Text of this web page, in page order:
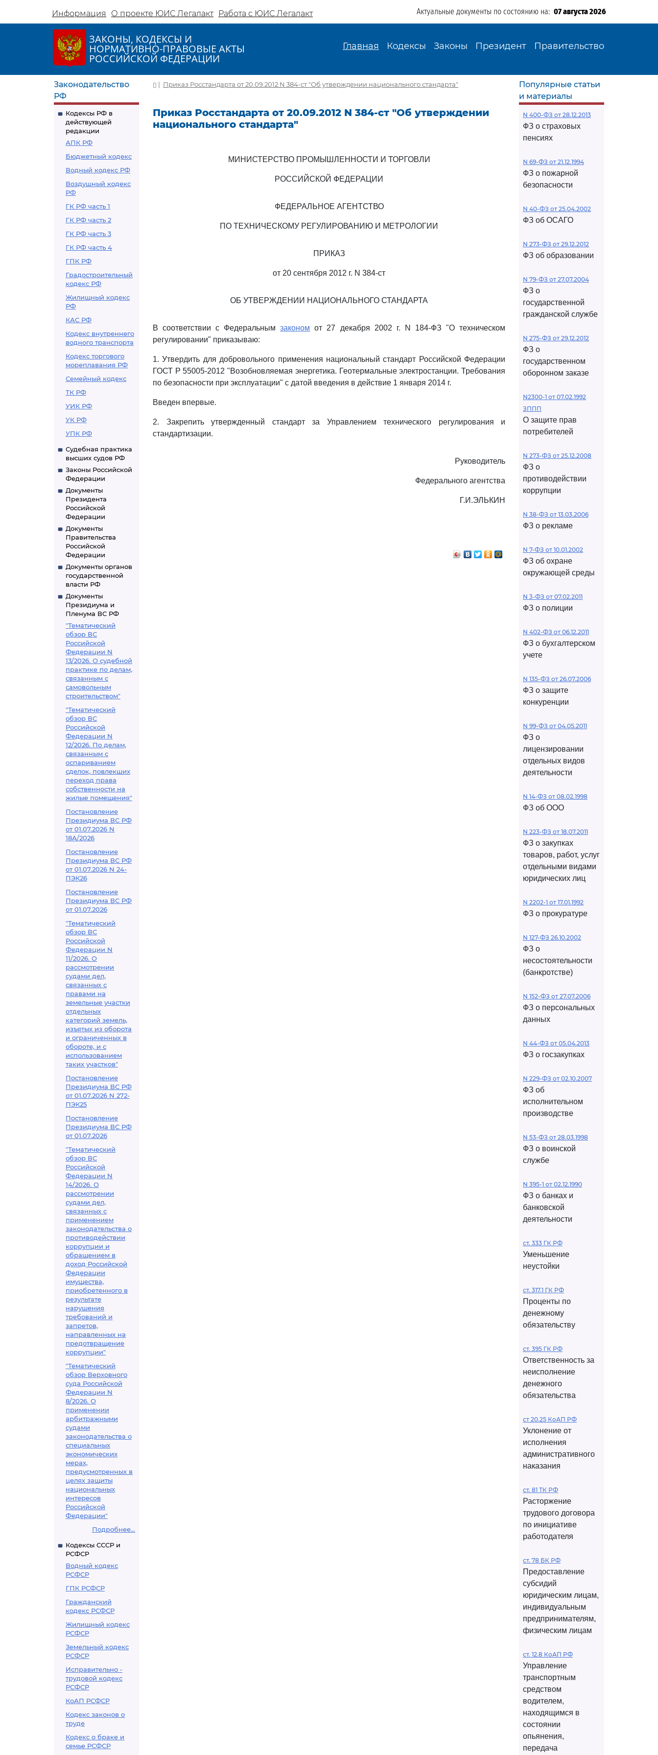
Информация О проекте ЮИС Легалакт Работа с ЮИС Легалакт Актуальные документы по состоянию на: 07 августа 2026
ЗАКОНЫ, КОДЕКСЫ И
НОРМАТИВНО-ПРАВОВЫЕ АКТЫ
РОССИЙСКОЙ ФЕДЕРАЦИИ
Главная Кодексы Законы Президент Правительство
Законодательство
РФ
Кодексы РФ в
действующей
редакции
АПК РФ
Бюджетный кодекс
Водный кодекс РФ
Воздушный кодекс
РФ
ГК РФ часть 1
ГК РФ часть 2
ГК РФ часть 3
ГК РФ часть 4
ГПК РФ
Градостроительный
кодекс РФ
Жилищный кодекс
РФ
КАС РФ
Кодекс внутреннего
водного транспорта
Кодекс торгового
мореплавания РФ
Семейный кодекс
ТК РФ
УИК РФ
УК РФ
УПК РФ
Судебная практика
высших судов РФ
Законы Российской
Федерации
Документы
Президента
Российской
Федерации
Документы
Правительства
Российской
Федерации
Документы органов
государственной
власти РФ
Документы
Президиума и
Пленума ВС РФ
"Тематический
обзор ВС
Российской
Федерации N
13/2026. О судебной
практике по делам,
связанным с
самовольным
строительством"
"Тематический
обзор ВС
Российской
Федерации N
12/2026. По делам,
связанным с
оспариванием
сделок, повлекших
переход права
собственности на
жилые помещения"
Постановление
Президиума ВС РФ
от 01.07.2026 N
18А/2026
Постановление
Президиума ВС РФ
от 01.07.2026 N 24-
ПЭК26
Постановление
Президиума ВС РФ
от 01.07.2026
"Тематический
обзор ВС
Российской
Федерации N
11/2026. О
рассмотрении
судами дел,
связанных с
правами на
земельные участки
отдельных
категорий земель,
изъятых из оборота
и ограниченных в
обороте, и с
использованием
таких участков"
Постановление
Президиума ВС РФ
от 01.07.2026 N 272-
ПЭК25
Постановление
Президиума ВС РФ
от 01.07.2026
"Тематический
обзор ВС
Российской
Федерации N
14/2026. О
рассмотрении
судами дел,
связанных с
применением
законодательства о
противодействии
коррупции и
обращением в
доход Российской
Федерации
имущества,
приобретенного в
результате
нарушения
требований и
запретов,
направленных на
предотвращение
коррупции"
"Тематический
обзор Верховного
суда Российской
Федерации N
8/2026. О
применении
арбитражными
судами
законодательства о
специальных
экономических
мерах,
предусмотренных в
целях защиты
национальных
интересов
Российской
Федерации"
Подробнее...
Кодексы СССР и
РСФСР
Водный кодекс
РСФСР
ГПК РСФСР
Гражданский
кодекс РСФСР
Жилищный кодекс
РСФСР
Земельный кодекс
РСФСР
Исправительно -
трудовой кодекс
РСФСР
КоАП РСФСР
Кодекс законов о
труде
Кодекс о браке и
семье РСФСР
| Приказ Росстандарта от 20.09.2012 N 384-ст "Об утверждении национального стандарта"
Приказ Росстандарта от 20.09.2012 N 384-ст "Об утверждении
национального стандарта"
МИНИСТЕРСТВО ПРОМЫШЛЕННОСТИ И ТОРГОВЛИ
РОССИЙСКОЙ ФЕДЕРАЦИИ
ФЕДЕРАЛЬНОЕ АГЕНТСТВО
ПО ТЕХНИЧЕСКОМУ РЕГУЛИРОВАНИЮ И МЕТРОЛОГИИ
ПРИКАЗ
от 20 сентября 2012 г. N 384-ст
ОБ УТВЕРЖДЕНИИ НАЦИОНАЛЬНОГО СТАНДАРТА
В соответствии с Федеральнымзаконом от 27 декабря 2002 г. N 184-ФЗ "О техническом
регулировании" приказываю:
1. Утвердить для добровольного применения национальный стандарт Российской Федерации
ГОСТ Р 55005-2012 "Возобновляемая энергетика. Геотермальные электростанции. Требования
по безопасности при эксплуатации" с датой введения в действие 1 января 2014 г.
Введен впервые.
2. Закрепить утвержденный стандарт за Управлением технического регулирования и
стандартизации.
Руководитель
Федерального агентства
Г.И.ЭЛЬКИН
Популярные статьи
и материалы
N 400-ФЗ от 28.12.2013
ФЗ о страховых
пенсиях
N 69-ФЗ от 21.12.1994
ФЗ о пожарной
безопасности
N 40-ФЗ от 25.04.2002
ФЗ об ОСАГО
N 273-ФЗ от 29.12.2012
ФЗ об образовании
N 79-ФЗ от 27.07.2004
ФЗ о
государственной
гражданской службе
N 275-ФЗ от 29.12.2012
ФЗ о
государственном
оборонном заказе
N2300-1 от 07.02.1992
ЗППП
О защите прав
потребителей
N 273-ФЗ от 25.12.2008
ФЗ о
противодействии
коррупции
N 38-ФЗ от 13.03.2006
ФЗ о рекламе
N 7-ФЗ от 10.01.2002
ФЗ об охране
окружающей среды
N 3-ФЗ от 07.02.2011
ФЗ о полиции
N 402-ФЗ от 06.12.2011
ФЗ о бухгалтерском
учете
N 135-ФЗ от 26.07.2006
ФЗ о защите
конкуренции
N 99-ФЗ от 04.05.2011
ФЗ о
лицензировании
отдельных видов
деятельности
N 14-ФЗ от 08.02.1998
ФЗ об ООО
N 223-ФЗ от 18.07.2011
ФЗ о закупках
товаров, работ, услуг
отдельными видами
юридических лиц
N 2202-1 от 17.01.1992
ФЗ о прокуратуре
N 127-ФЗ 26.10.2002
ФЗ о
несостоятельности
(банкротстве)
N 152-ФЗ от 27.07.2006
ФЗ о персональных
данных
N 44-ФЗ от 05.04.2013
ФЗ о госзакупках
N 229-ФЗ от 02.10.2007
ФЗ об
исполнительном
производстве
N 53-ФЗ от 28.03.1998
ФЗ о воинской
службе
N 395-1 от 02.12.1990
ФЗ о банках и
банковской
деятельности
ст. 333 ГК РФ
Уменьшение
неустойки
ст. 317.1 ГК РФ
Проценты по
денежному
обязательству
ст. 395 ГК РФ
Ответственность за
неисполнение
денежного
обязательства
ст 20.25 КоАП РФ
Уклонение от
исполнения
административного
наказания
ст. 81 ТК РФ
Расторжение
трудового договора
по инициативе
работодателя
ст. 78 БК РФ
Предоставление
субсидий
юридическим лицам,
индивидуальным
предпринимателям,
физическим лицам
ст. 12.8 КоАП РФ
Управление
транспортным
средством
водителем,
находящимся в
состоянии
опьянения,
передача